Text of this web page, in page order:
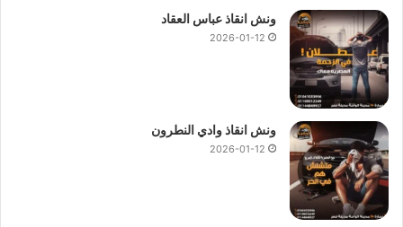
ونش انقاذ عباس العقاد
2026-01-12
ونش انقاذ وادي النطرون
2026-01-12